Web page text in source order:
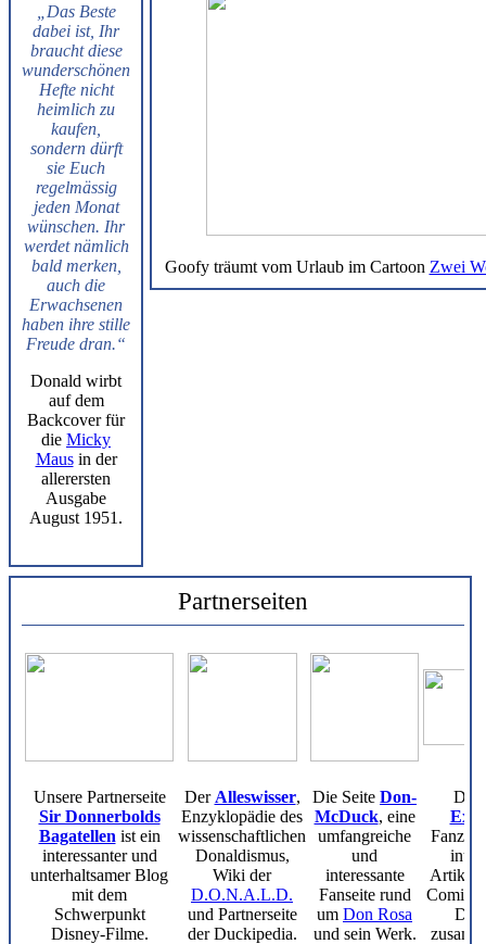
„Das Beste
dabei ist, Ihr
braucht diese
wunderschönen
Hefte nicht
heimlich zu
kaufen,
sondern dürft
sie Euch
regelmässig
jeden Monat
wünschen. Ihr
werdet nämlich
bald merken,
auch die
Erwachsenen
haben ihre stille
Freude dran.“
Donald wirbt
auf dem
Backcover für
die Micky
Mausin der
allerersten
Ausgabe
August 1951.
Goofy träumt vom Urlaub im Cartoon Zwei
Partnerseiten
Unsere Partnerseite
Sir Donnerbolds
Bagatellen ist ein
interessanter und
unterhaltsamer Blog
mit dem
Schwerpunkt
Disney-Filme.
Der Alleswisser,
Enzyklopädie des
wissenschaftlichen
Donaldismus,
Wiki der
D.O.N.A.L.D.
und Partnerseite
der Duckipedia.
Die Seite Don-
McDuck, eine
umfangreiche
und
interessante
Fanseite rund
um Don Rosa
und sein Werk.
Der
Comics,